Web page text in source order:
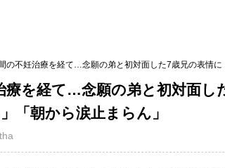
の不妊治療を経て…念願の弟と初対面した7歳兄の表情に
療を経て…念願の弟と初対面し
「朝から涙止まらん」